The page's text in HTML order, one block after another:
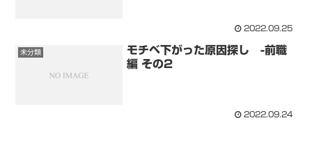
2022.09.25
未分類
モチベ下がった原因探し -前職
編 その2
2022.09.24